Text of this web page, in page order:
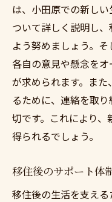
は、小田原での新し
ついて詳しく説明し
よう努めましょう。そ
各自の意見や懸念を
が求められます。ま
るために、連絡を取
切です。これにより
得られるでしょう。
移住後のサポート体
移住後の生活を支え